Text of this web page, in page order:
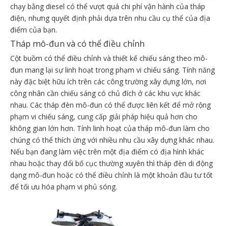
chạy bằng diesel có thể vượt quá chi phí vận hành của tháp
điện, nhưng quyết định phải dựa trên nhu cầu cụ thể của địa
điểm của bạn.
Tháp mô-đun và có thể điều chỉnh
Cột buồm có thể điều chỉnh và thiết kế chiếu sáng theo mô-
đun mang lại sự linh hoạt trong phạm vi chiếu sáng. Tính năng
này đặc biệt hữu ích trên các công trường xây dựng lớn, nơi
công nhân cần chiếu sáng có chủ đích ở các khu vực khác
nhau. Các tháp đèn mô-đun có thể được liên kết để mở rộng
phạm vi chiếu sáng, cung cấp giải pháp hiệu quả hơn cho
không gian lớn hơn. Tính linh hoạt của tháp mô-đun làm cho
chúng có thể thích ứng với nhiều nhu cầu xây dựng khác nhau.
Nếu bạn đang làm việc trên một địa điểm có địa hình khác
nhau hoặc thay đổi bố cục thường xuyên thì tháp đèn di động
dạng mô-đun hoặc có thể điều chỉnh là một khoản đầu tư tốt
để tối ưu hóa phạm vi phủ sóng.